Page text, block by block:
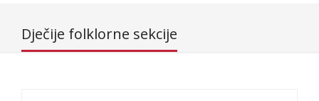
Dječije folklorne sekcije